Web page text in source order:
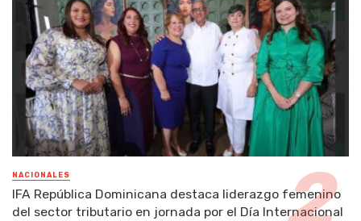
NACIONALES
IFA República Dominicana destaca liderazgo femenino
del sector tributario en jornada por el Día Internacional